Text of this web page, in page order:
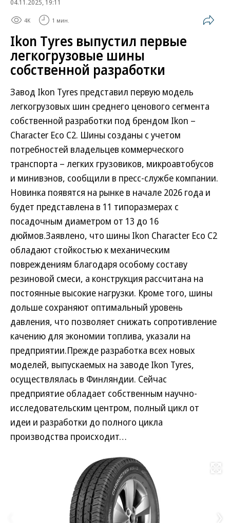
04.11.2025, 19:11
4K 1 мин.
Ikon Tyres выпустил первые
легкогрузовые шины
собственной разработки
Завод Ikon Tyres представил первую модель
легкогрузовых шин среднего ценового сегмента
собственной разработки под брендом Ikon –
Character Eco C2. Шины созданы с учетом
потребностей владельцев коммерческого
транспорта – легких грузовиков, микроавтобусов
и минивэнов, сообщили в пресс-службе компании.
Новинка появятся на рынке в начале 2026 года и
будет представлена в 11 типоразмерах с
посадочным диаметром от 13 до 16
дюймов.Заявлено, что шины Ikon Character Eco C2
обладают стойкостью к механическим
повреждениям благодаря особому составу
резиновой смеси, а конструкция рассчитана на
постоянные высокие нагрузки. Кроме того, шины
дольше сохраняют оптимальный уровень
давления, что позволяет снижать сопротивление
качению для экономии топлива, указали на
предприятии.Прежде разработка всех новых
моделей, выпускаемых на заводе Ikon Tyres,
осуществлялась в Финляндии. Сейчас
предприятие обладает собственным научно-
исследовательским центром, полный цикл от
идеи и разработки до полного цикла
производства происходит…